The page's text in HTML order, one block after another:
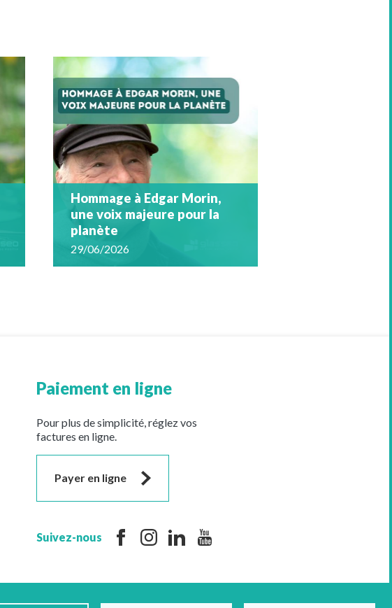
Hommage à Edgar Morin,
une voix majeure pour la
planète
29/06/2026
Paiement en ligne
Pour plus de simplicité, réglez vos
factures en ligne.
Payer en ligne
Suivez-nous